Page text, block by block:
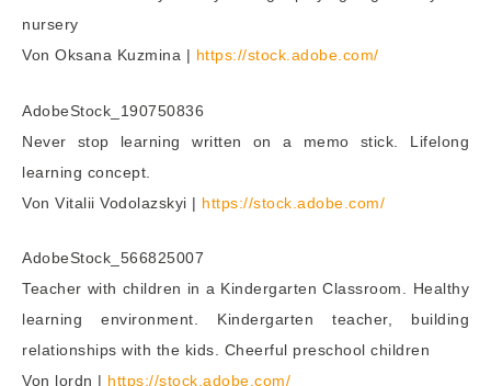
nursery
Von Oksana Kuzmina | https://stock.adobe.com/
AdobeStock_190750836
Never stop learning written on a memo stick. Lifelong
learning concept.
Von Vitalii Vodolazskyi | https://stock.adobe.com/
AdobeStock_566825007
Teacher with children in a Kindergarten Classroom. Healthy
learning environment. Kindergarten teacher, building
relationships with the kids. Cheerful preschool children
Von lordn | https://stock.adobe.com/